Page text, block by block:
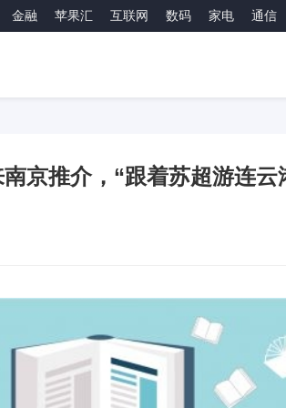
金融 苹果汇 互联网 数码 家电 通信
京推介，“跟着苏超游连云